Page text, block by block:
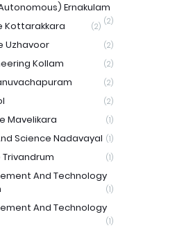
Ernakulam
(2)
Kottarakkara (2)
Uzhavoor (2)
Kollam (2)
(2)
(2)
Mavelikara (1)
Science Nadavayal (1)
(1)
And Technology
(1)
And Technology
(1)